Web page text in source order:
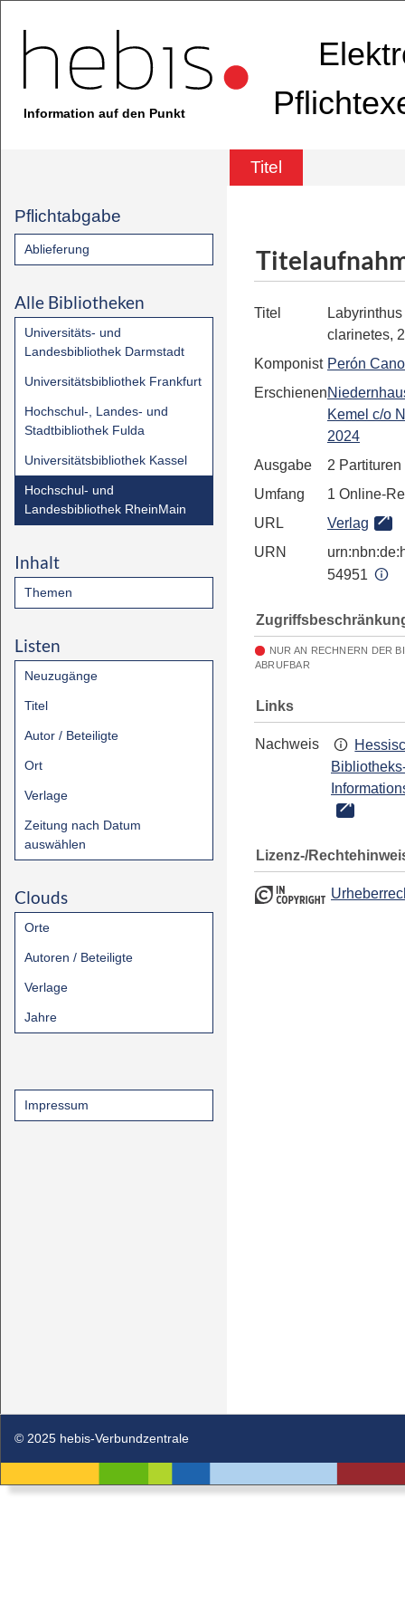
Information auf den Punkt
Titel
Pflichtabgabe
Ablieferung
Alle Bibliotheken
Universitäts- und
Landesbibliothek Darmstadt
Universitätsbibliothek Frankfurt
Hochschul-, Landes- und
Stadtbibliothek Fulda
Universitätsbibliothek Kassel
Hochschul- und
Landesbibliothek RheinMain
Inhalt
Themen
Listen
Neuzugänge
Titel
Autor / Beteiligte
Ort
Verlage
Zeitung nach Datum
auswählen
Clouds
Orte
Autoren / Beteiligte
Verlage
Jahre
Impressum
Titel Labyrinthus
clarinetes,
Komponist Perón
Erschienen
Kemel c/o
2024
Ausgabe
2 Partituren
Umfang
1 Online-
URL
Verlag
URN
54951
NUR AN RECHNERN DER
ABRUFBAR
Links
Nachweis
Lizenz-/
© 2025 hebis-Verbundzentrale